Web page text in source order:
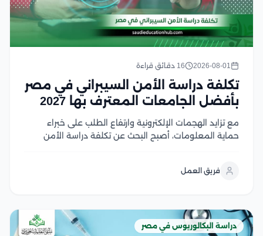
2026-08-01 16 دقائق قراءة
تكلفة دراسة الأمن السيبراني في مصر
بأفضل الجامعات المعترف بها 2027
مع تزايد الهجمات الإلكترونية وارتفاع الطلب على خبراء
حماية المعلومات، أصبح البحث عن تكلفة دراسة الأمن
يجعل اتخاذ القرار أكثر صعوبة لحسن...
فريق العمل
دراسة البكالوريوس في مصر